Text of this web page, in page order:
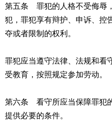
第五条 罪犯的人格不受侮辱
犯，罪犯享有辩护、申诉、控
夺或者限制的权利。
罪犯应当遵守法律、法规和看
受教育，按照规定参加劳动。
第六条 看守所应当保障罪犯
提供必要的条件。